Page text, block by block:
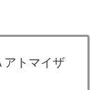
アトマイザ